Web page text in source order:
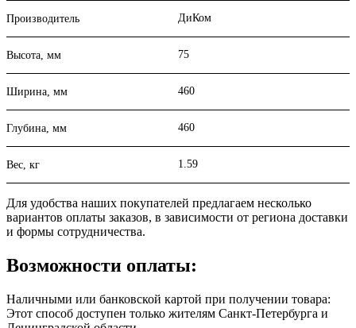
Производитель ДиКом
Высота, мм 75
Ширина, мм 460
Глубина, мм 460
Вес, кг 1.59
Для удобства наших покупателей предлагаем несколько
вариантов оплаты заказов, в зависимости от региона доставки
и формы сотрудничества.
Возможности оплаты:
Наличными или банковской картой при получении товара:
Этот способ доступен только жителям Санкт-Петербурга и